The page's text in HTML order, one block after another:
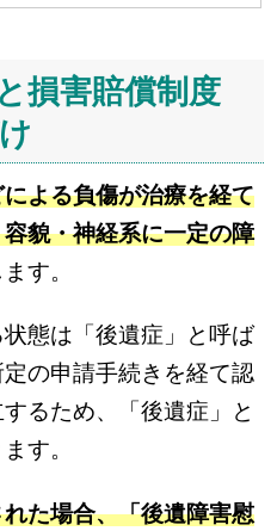
損害賠償制度
よる負傷が治療を経て
貌・神経系に一定の障
す。
態は「後遺症」と呼ば
の申請手続きを経て認
るため、「後遺症」と
す。
た場合、「後遺障害慰